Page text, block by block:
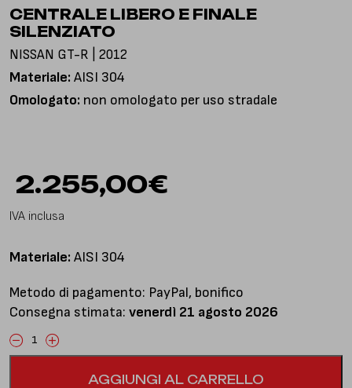
CENTRALE LIBERO E FINALE
SILENZIATO
NISSAN GT-R | 2012
Materiale: AISI 304
Omologato: non omologato per uso stradale
€
2.255,00
IVA inclusa
Materiale: AISI 304
Metodo di pagamento: PayPal, bonifico
Consegna stimata: venerdì 21 agosto 2026
Centrale
AGGIUNGI AL CARRELLO